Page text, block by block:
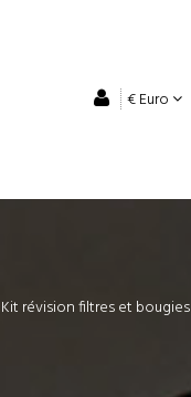
€ Euro
Kit révision filtres et bougies